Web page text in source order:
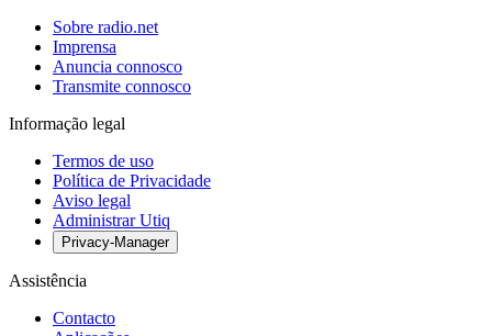
Sobre radio.net
Imprensa
Anuncia connosco
Transmite connosco
Informação legal
Termos de uso
Política de Privacidade
Aviso legal
Administrar Utiq
Privacy-Manager
Assistência
Contacto